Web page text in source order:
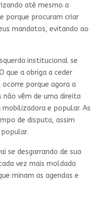
até mesmo a
porque procuram criar
mandatos, evitando ao
institucional se
que a obriga a ceder
porque agora a
vêm de uma direita
e popular. As
de disputa, assim
se desgarrando de sua
vez mais moldada
minam as agendas e